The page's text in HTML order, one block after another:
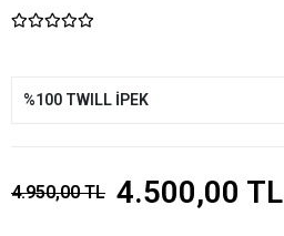
%100 TWILL İPEK
4.950,00 TL 4.500,00 TL